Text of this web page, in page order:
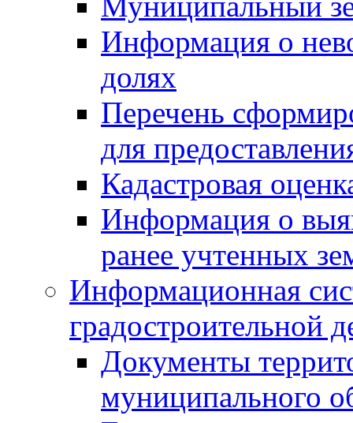
Информация о
долях
Перечень
для
Кадастровая
Информация о
ранее учтенных
Информационная
градостроительной
Документы
муниципального